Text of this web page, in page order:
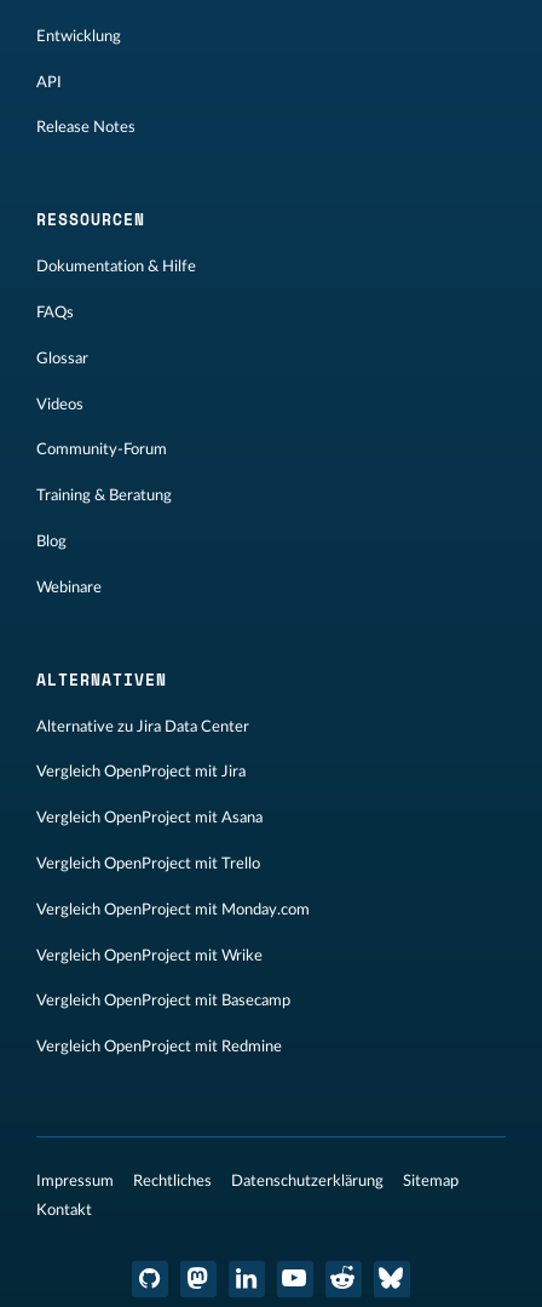
Entwicklung
API
Release Notes
RESSOURCEN
Dokumentation & Hilfe
FAQs
Glossar
Videos
Community-Forum
Training & Beratung
Blog
Webinare
ALTERNATIVEN
Alternative zu Jira Data Center
Vergleich OpenProject mit Jira
Vergleich OpenProject mit Asana
Vergleich OpenProject mit Trello
Vergleich OpenProject mit Monday.com
Vergleich OpenProject mit Wrike
Vergleich OpenProject mit Basecamp
Vergleich OpenProject mit Redmine
Impressum Rechtliches Datenschutzerklärung
Sitemap
Kontakt